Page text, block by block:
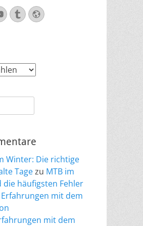
YouTube
TumblrWebsite
Winter: Die richtige
Tagezu MTB im
die häufigsten Fehler
mit dem
mit dem